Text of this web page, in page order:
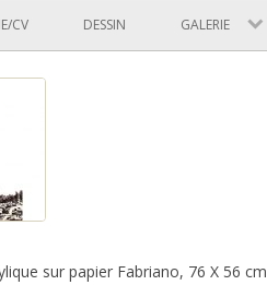
CV DESSIN GALERIE
sur papier Fabriano, 76 X 56 cm